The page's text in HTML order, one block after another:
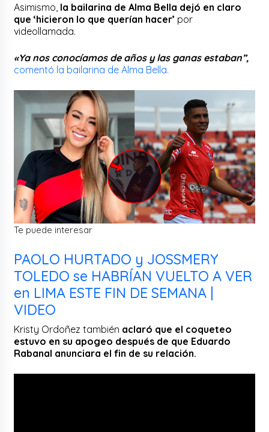
Asimismo, la bailarina de Alma Bella dejó en claro
que ‘hicieron lo que querían hacer’ por
videollamada.
«Ya nos conocíamos de años y las ganas estaban”,
comentó la bailarina de Alma Bella.
Te puede interesar
PAOLO HURTADO y JOSSMERY
TOLEDO se HABRÍAN VUELTO A VER
en LIMA ESTE FIN DE SEMANA |
VIDEO
Kristy Ordoñez también aclaró que el coqueteo
estuvo en su apogeo después de que Eduardo
Rabanal anunciara el fin de su relación.